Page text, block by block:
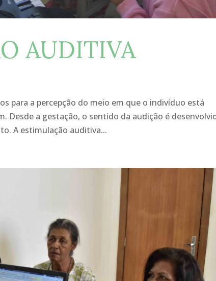
AUDITIVA
para a percepção do meio em que o indivíduo está
Desde a gestação, o sentido da audição é
A estimulação auditiva...